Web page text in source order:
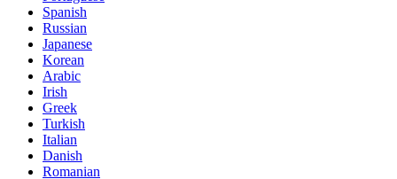
Spanish
Russian
Japanese
Korean
Arabic
Irish
Greek
Turkish
Italian
Danish
Romanian